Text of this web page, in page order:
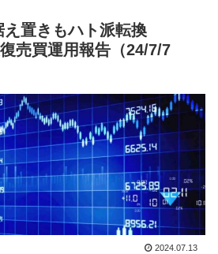
え置きもハト派転換
売買運用報告（24/7/7
2024.07.13